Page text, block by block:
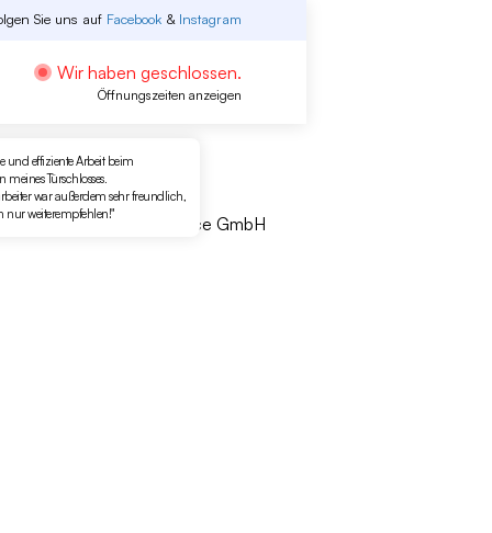
Sie uns auf Facebook& Instagram
Wir haben geschlossen.
Öffnungszeiten anzeigen
und effiziente Arbeit beim
meines Türschlosses.
war außerdem sehr freundlich,
nur weiterempfehlen!"